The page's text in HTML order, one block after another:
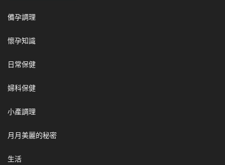
備孕調理
懷孕知識
日常保健
婦科保健
小產調理
月月美麗的秘密
生活